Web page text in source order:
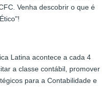
Venha descobrir o que é
Latina acontece a cada 4
a classe contábil, promover
para a Contabilidade e